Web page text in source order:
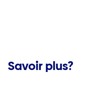
Savoir plus?